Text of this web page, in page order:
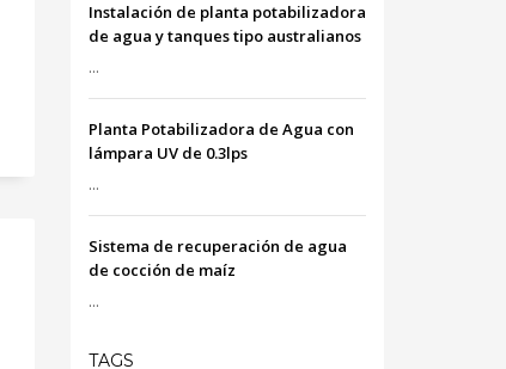
Instalación de planta potabilizadora
de agua y tanques tipo australianos
...
Planta Potabilizadora de Agua con
lámpara UV de 0.3lps
...
Sistema de recuperación de agua
de cocción de maíz
...
TAGS